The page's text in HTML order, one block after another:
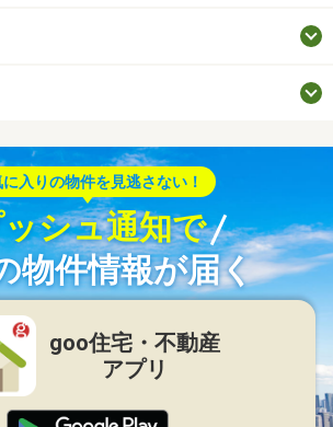
に入りの物件を見逃さない！
シュ通知で
物件情報が届く
goo住宅・不動産
アプリ